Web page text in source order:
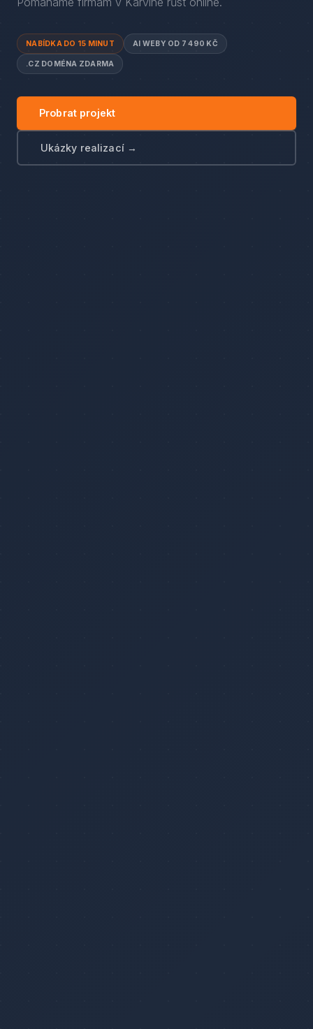
NABÍDKA DO 15 MINUT AI WEBY OD 7 490 KČ
.CZ DOMÉNA ZDARMA
Probrat projekt
Ukázky realizací →